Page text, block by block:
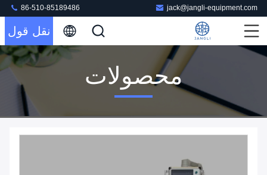
jack@jangli-equipment.com
86-510-85189486
نقل قول
محصولات